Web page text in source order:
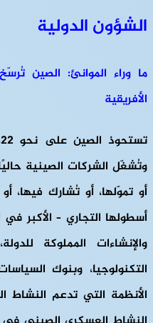
الشؤون الدولية
ما وراء الموانئ: الصين
الأفريقية
وتُشغّل الشركات الصينية
أو تموّلها، أو تُشارك
أسطولها التجاري – الأكبر
والإنشاءات المملوكة
التكنولوجيا، وبنوك
الأنظمة التي تدعم النشاط